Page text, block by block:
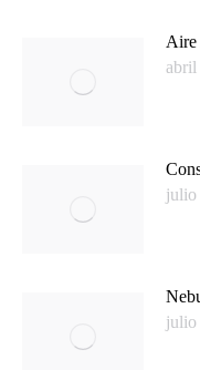
Aire
abril
julio
julio